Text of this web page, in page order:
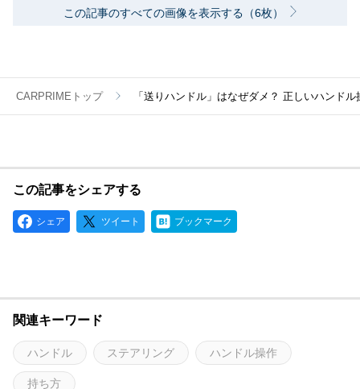
この記事のすべての画像を表示する（6枚）
CARPRIMEトップ 「送りハンドル」はなぜダメ？ 正しいハンド
この記事をシェアする
シェア ツイート ブックマーク
関連キーワード
ハンドル ステアリング ハンドル操作
持ち方